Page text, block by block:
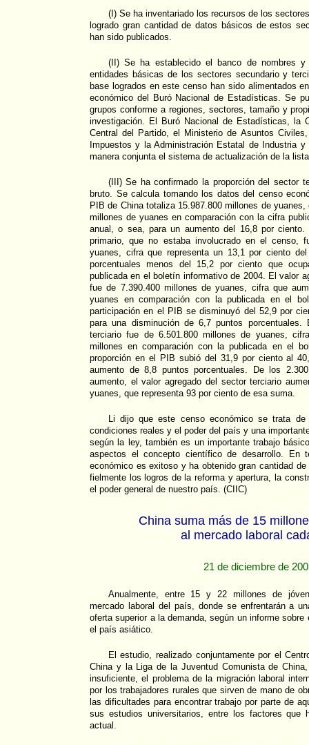
(I) Se ha inventariado los recursos de los
logrado gran cantidad de datos básicos de estos
han sido publicados.
(II) Se ha establecido el banco de nombres
entidades básicas de los sectores secundario y
base logrados en este censo han sido alimentados
económico del Buró Nacional de Estadísticas. Se
grupos conforme a regiones, sectores, tamaño y
investigación. El Buró Nacional de Estadísticas, la
Central del Partido, el Ministerio de Asuntos
Impuestos y la Administración Estatal de Industria
manera conjunta el sistema de actualización de la
(III) Se ha confirmado la proporción del sector
bruto. Se calcula tomando los datos del censo
PIB de China totaliza 15.987.800 millones de
millones de yuanes en comparación con la cifra
anual, o sea, para un aumento del 16,8 por
primario, que no estaba involucrado en el censo,
yuanes, cifra que representa un 13,1 por ciento
porcentuales menos del 15,2 por ciento que
publicada en el boletín informativo de 2004. El valor
fue de 7.390.400 millones de yuanes, cifra que
yuanes en comparación con la publicada en el
participación en el PIB se disminuyó del 52,9 por
para una disminución de 6,7 puntos porcentuales.
terciario fue de 6.501.800 millones de yuanes,
millones en comparación con la publicada en el
proporción en el PIB subió del 31,9 por ciento al
aumento de 8,8 puntos porcentuales. De los
aumento, el valor agregado del sector terciario
yuanes, que representa 93 por ciento de esa suma.
Li dijo que este censo económico se trata
condiciones reales y el poder del país y una
según la ley, también es un importante trabajo
aspectos el concepto científico de desarrollo. En
económico es exitoso y ha obtenido gran cantidad
fielmente los logros de la reforma y apertura, la
el poder general de nuestro país. (CIIC)
China suma más de 15
al mercado laboral
21 de diciembre de
Anualmente, entre 15 y 22 millones de
mercado laboral del país, donde se enfrentarán a
oferta superior a la demanda, según un informe
el país asiático.
El estudio, realizado conjuntamente por el
China y la Liga de la Juventud Comunista de
insuficiente, el problema de la migración laboral
por los trabajadores rurales que sirven de mano de
las dificultades para encontrar trabajo por parte de
sus estudios universitarios, entre los factores que
actual.